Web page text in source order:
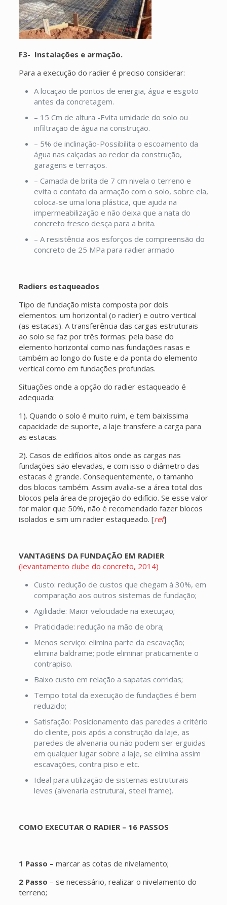
F3- Instalações e armação.
Para a execução do radier é preciso considerar:
A locação de pontos de energia, água e esgoto
antes da concretagem.
– 15 Cm de altura -Evita umidade do solo ou
infiltração de água na construção.
– 5% de inclinação-Possibilita o escoamento da
água nas calçadas ao redor da construção,
garagens e terraços.
– Camada de brita de 7 cm nivela o terreno e
evita o contato da armação com o solo, sobre ela,
coloca-se uma lona plástica, que ajuda na
impermeabilização e não deixa que a nata do
concreto fresco desça para a brita.
– A resistência aos esforços de compreensão do
concreto de 25 MPa para radier armado
Radiers estaqueados
Tipo de fundação mista composta por dois
elementos: um horizontal (o radier) e outro vertical
(as estacas). A transferência das cargas estruturais
ao solo se faz por três formas: pela base do
elemento horizontal como nas fundações rasas e
também ao longo do fuste e da ponta do elemento
vertical como em fundações profundas.
Situações onde a opção do radier estaqueado é
adequada:
1). Quando o solo é muito ruim, e tem baixíssima
capacidade de suporte, a laje transfere a carga para
as estacas.
2). Casos de edifícios altos onde as cargas nas
fundações são elevadas, e com isso o diâmetro das
estacas é grande. Consequentemente, o tamanho
dos blocos também. Assim avalia-se a área total dos
blocos pela área de projeção do edifício. Se esse valor
for maior que 50%, não é recomendado fazer blocos
isolados e sim um radier estaqueado. [ref]
VANTAGENS DA FUNDAÇÃO EM RADIER
(levantamento clube do concreto, 2014)
Custo: redução de custos que chegam à 30%, em
comparação aos outros sistemas de fundação;
Agilidade: Maior velocidade na execução;
Praticidade: redução na mão de obra;
Menos serviço: elimina parte da escavação;
elimina baldrame; pode eliminar praticamente o
contrapiso.
Baixo custo em relação a sapatas corridas;
Tempo total da execução de fundações é bem
reduzido;
Satisfação: Posicionamento das paredes a critério
do cliente, pois após a construção da laje, as
paredes de alvenaria ou não podem ser erguidas
em qualquer lugar sobre a laje, se elimina assim
escavações, contra piso e etc.
Ideal para utilização de sistemas estruturais
leves (alvenaria estrutural, steel frame).
COMO EXECUTAR O RADIER – 16 PASSOS
1 Passo – marcar as cotas de nivelamento;
2 Passo – se necessário, realizar o nivelamento do
terreno;